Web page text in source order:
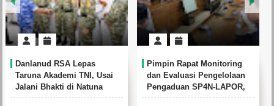
Pimpin Rapat Monitoring
dan Evaluasi Pengelolaan
Pengaduan SP4N-LAPOR,
Cen Sui Lan Minta
Tim Konsultan Revitalisasi
Sekolah 2026 Siap
Dampingi Pelaksanaan
Program di Kepri